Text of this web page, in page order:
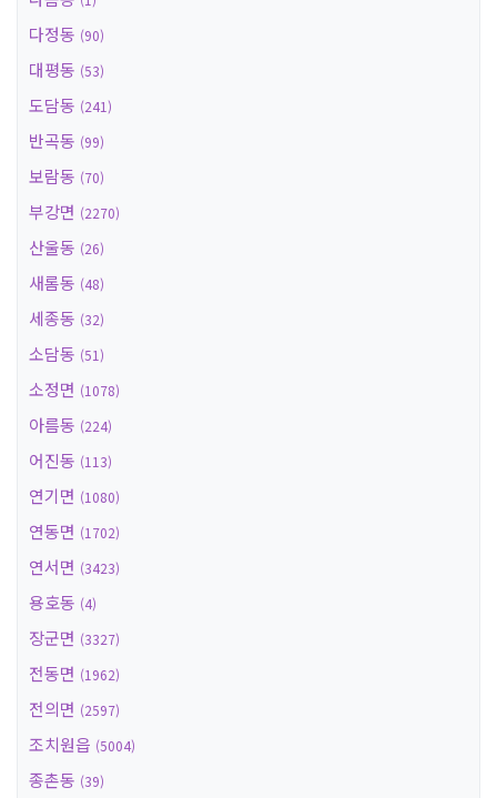
다정동 (90)
대평동 (53)
도담동 (241)
반곡동 (99)
보람동 (70)
부강면 (2270)
산울동 (26)
새롬동 (48)
세종동 (32)
소담동 (51)
소정면 (1078)
아름동 (224)
어진동 (113)
연기면 (1080)
연동면 (1702)
연서면 (3423)
용호동 (4)
장군면 (3327)
전동면 (1962)
전의면 (2597)
조치원읍 (5004)
종촌동 (39)